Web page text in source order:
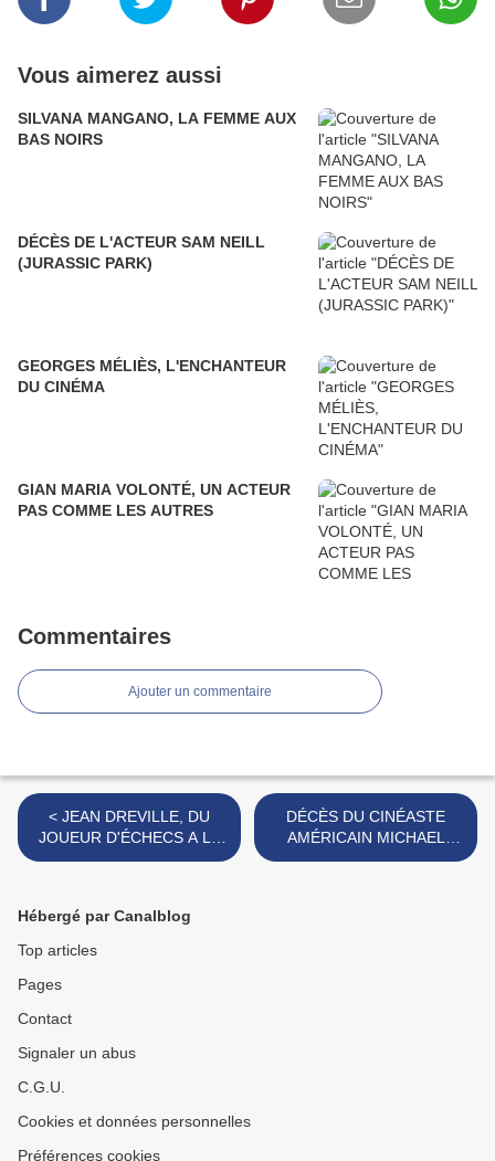
Vous aimerez aussi
SILVANA MANGANO, LA FEMME AUX
BAS NOIRS
DÉCÈS DE L'ACTEUR SAM NEILL
(JURASSIC PARK)
GEORGES MÉLIÈS, L'ENCHANTEUR
DU CINÉMA
GIAN MARIA VOLONTÉ, UN ACTEUR
PAS COMME LES AUTRES
Commentaires
Ajouter un commentaire
< JEAN DREVILLE, DU
JOUEUR D'ÉCHECS A LA
SENTINELLE ENDORMIE
DÉCÈS DU CINÉASTE
AMÉRICAIN MICHAEL
CIMINO (LA PORTE DU
Hébergé par Canalblog
Top articles
Pages
Contact
Signaler un abus
C.G.U.
Cookies et données personnelles
Préférences cookies